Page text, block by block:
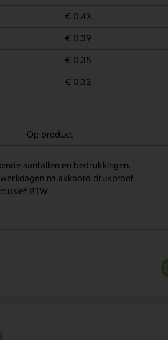
€ 0,43
€ 0,39
€ 0,35
€ 0,32
Op product
aantallen en bedrukkingen.
na akkoord drukproef.
BTW.